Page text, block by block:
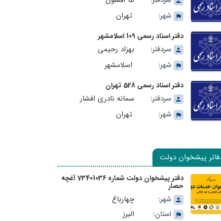
شهر: تهران
دفتر اسناد رسمی 109 اسلامشهر
سردفتر:
بهزاد رحیمی
شهر: اسلامشهر
دفتر اسناد رسمی 528 تهران
سردفتر:
سمانه نادری افشار
شهر: تهران
پیشخوان دولت
دفتر پیشخوان دولت شماره 73401036 آغچه
حصار
شهر:
چهارباغ
استان: البرز